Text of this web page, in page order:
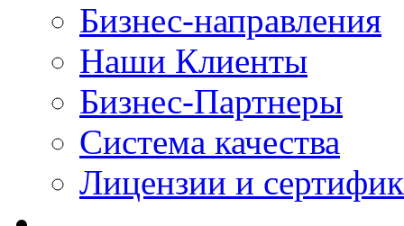
Бизнес-направления
Наши Клиенты
Бизнес-Партнеры
Система качества
Лицензии и